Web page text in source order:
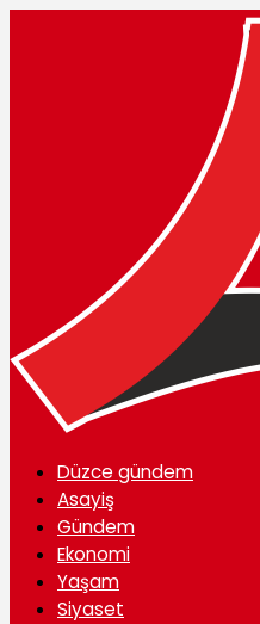
Düzce gündem
Asayiş
Gündem
Ekonomi
Yaşam
Siyaset